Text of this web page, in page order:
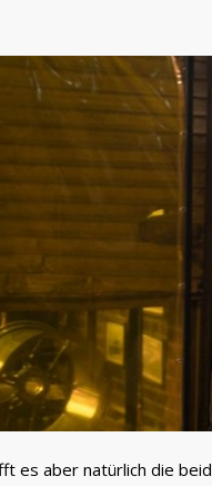
es aber natürlich die